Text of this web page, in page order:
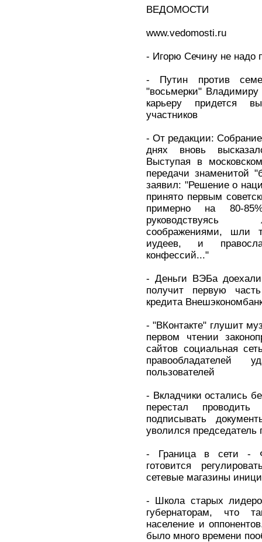
ВЕДОМОСТИ
www.vedomosti.ru
- Игорю Сечину не надо
- Путин против
"восьмерки"
карьеру придется
участников
- От редакции:
днях вновь
Выступая в
передачи знаменитой
заявил: "Решение о
принято первым
примерно на 80-
руководствуясь
соображениями, шли
иудеев, и
конфессий..."
- Деньги ВЭБа
получит первую
кредита
- "ВКонтакте" глушит
первом чтении
сайтов социальная
пользователей
- Вкладчики остались
перестал
подписывать
уволился председатель
- Граница в сети -
готовится
сетевые магазины
- Школа старых
губернаторам, что
население и
было много времени